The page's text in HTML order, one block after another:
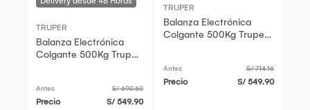
TRUPER
Balanza Electrónica
Colgante 500Kg Truper
Antes S/ 690.60
Precio S/ 549.90
TRUPER
Balanza Electrónica
Colgante 500Kg Truper
Antes S/ 714.16
Precio S/ 549.90